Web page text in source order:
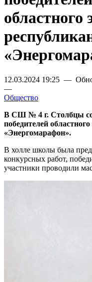
областного
12.03.2024 19:25 —
—
Общество
В СШ № 4 г. Столбцы
победителей
«Энергомарафон».
В холле школы была
конкурсных работ,
участники проводили